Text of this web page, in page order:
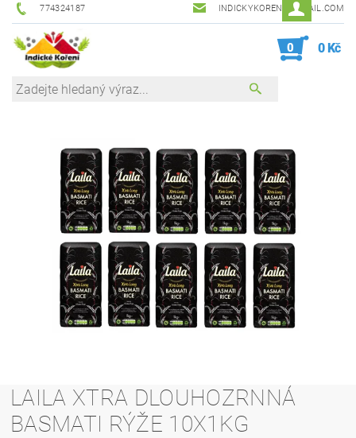
774324187 INDICKYKORENI@GMAIL.COM
0 0 Kč
LAILA XTRA DLOUHOZRNNÁ
BASMATI RÝŽE 10X1KG